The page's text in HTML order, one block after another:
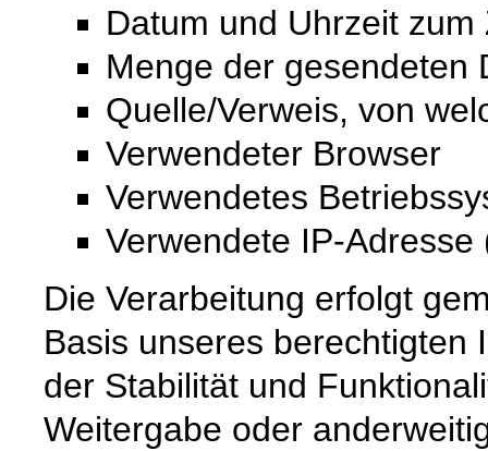
Datum und Uhrzeit
Menge der gesendeten
Quelle/Verweis, von
Verwendeter Browser
Verwendetes
Verwendete IP-
Die Verarbeitung erfolgt
Basis unseres berechtigten
der Stabilität und
Weitergabe oder